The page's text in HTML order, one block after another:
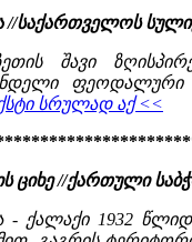
//საქართველოს
შავი
ფეოდალური
სრულად აქ <<
ციხე //ქართული
- ქალაქი 1932